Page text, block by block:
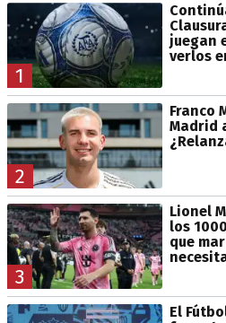
1
juegan
verlos
2
Franco
Madrid
3
Lionel
los
que
El